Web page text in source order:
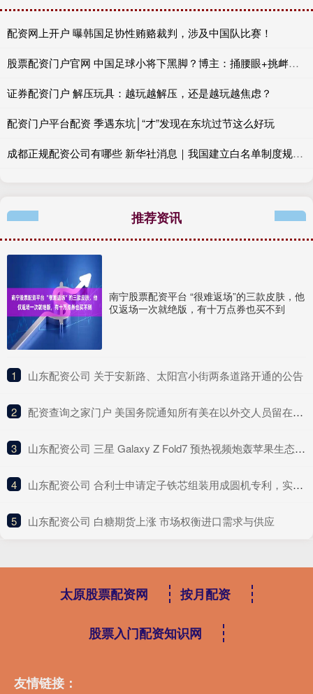
配资网上开户 曝韩国足协性贿赂裁判，涉及中国队比赛！
股票配资门户官网 中国足球小将下黑脚？博主：捅腰眼+挑衅泰国黑人，裁判无视
证券配资门户 解压玩具：越玩越解压，还是越玩越焦虑？
配资门户平台配资 季遇东坑│“才”发现在东坑过节这么好玩
成都正规配资公司有哪些 新华社消息｜我国建立白名单制度规范医保个人账户使用
推荐资讯
南宁股票配资平台 “很难返场”的三款皮肤，他
仅返场一次就绝版，有十万点券也买不到
1 ​山东配资公司 关于安新路、太阳宫小街两条道路开通的公告
2 ​配资查询之家门户 美国务院通知所有美在以外交人员留在避难所
3 ​山东配资公司 三星 Galaxy Z Fold7 预热视频炮轰苹果生态 9 大宣传噱头
4 ​山东配资公司 合利士申请定子铁芯组装用成圆机专利，实现了绕线铁芯的标准化成圆、自动化工作和可循环流程
5 ​山东配资公司 白糖期货上涨 市场权衡进口需求与供应
太原股票配资网 按月配资
股票入门配资知识网
友情链接：